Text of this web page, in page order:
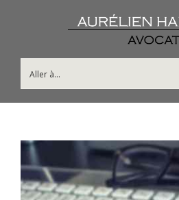
Aller à...